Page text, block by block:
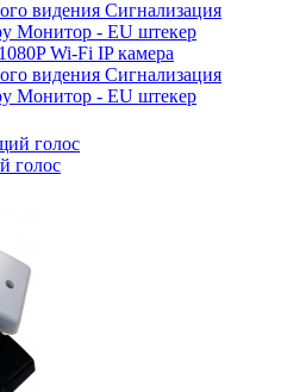
Wi-Fi IP камера
видения Сигнализация
Монитор - EU штекер
голос